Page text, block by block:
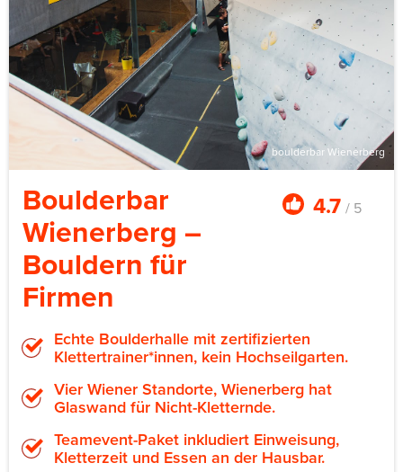
Wien liegen bei 80–120 € pro Person.
boulderbar Wienerberg
Boulderbar
Wienerberg –
Bouldern für
Firmen
4.7 / 5
Echte Boulderhalle mit zertifizierten
Klettertrainer*innen, kein Hochseilgarten.
Vier Wiener Standorte, Wienerberg hat
Glaswand für Nicht-Kletternde.
Teamevent-Paket inkludiert Einweisung,
Kletterzeit und Essen an der Hausbar.